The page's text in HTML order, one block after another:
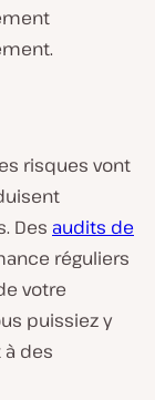
risques vont
Des audits de
réguliers
votre
puissiez y
à des